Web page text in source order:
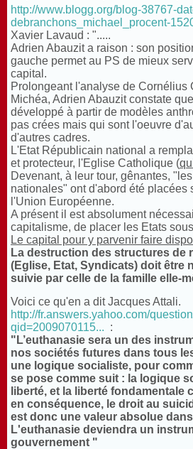
http://www.blogg.org/blog-38767-
debranchons_michael_procent-
Xavier Lavaud : ".....
Adrien Abauzit a raison : son
gauche permet au PS de mieux
capital.
Prolongeant l'analyse de Cornélius
Michéa, Adrien Abauzit constate
développé à partir de modèles
pas crées mais qui sont l'oeuvre
d'autres cadres.
L'Etat Républicain national a
et protecteur, l'Eglise Catholique (
Devenant, à leur tour, gênantes,
nationales" ont d'abord été placées
l'Union Européenne.
A présent il est absolument
capitalisme, de placer les Etats
Le capital pour y parvenir faire
La destruction des structures de
(Eglise, Etat, Syndicats) doit être
suivie par celle de la famille elle-
Voici ce qu'en a dit Jacques Attali.
http://fr.answers.yahoo.com/
qid=2009070115... :
"L’euthanasie sera un des
nos sociétés futures dans tous
une logique socialiste, pour
se pose comme suit : la logique
liberté, et la liberté fondamentale
en conséquence, le droit au
est donc une valeur absolue
L'euthanasie deviendra un
gouvernement "